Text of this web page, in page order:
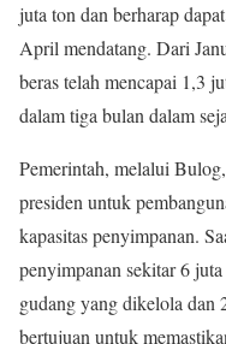
juta ton dan berharap
April mendatang. Dari
beras telah mencapai 1,3
dalam tiga bulan dalam
Pemerintah, melalui
presiden untuk
kapasitas penyimpanan.
penyimpanan sekitar 6
gudang yang dikelola dan
bertujuan untuk